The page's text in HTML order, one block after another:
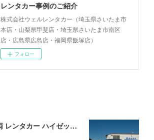
レンタカー事例のご紹介
株式会社ウェルレンタカー（埼玉県さいたま市
本店・山梨県甲斐店・埼玉県さいたま市南区
店・広島県広島店・福岡県飯塚店）
フォロー
軽自動車 福祉車両 レンタカー ハイゼット 茨城県N法人様ご利用事例(2026.08.07)